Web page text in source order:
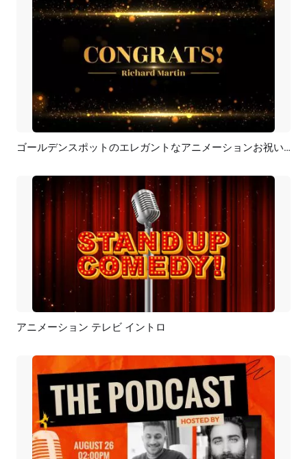
プレビュー カスタマイズ ゴールデンスポットのエレガントなアニメーションお祝いメッセージビデオイントロ
プレビュー カスタマイズ
アニメーション テレビ イントロ